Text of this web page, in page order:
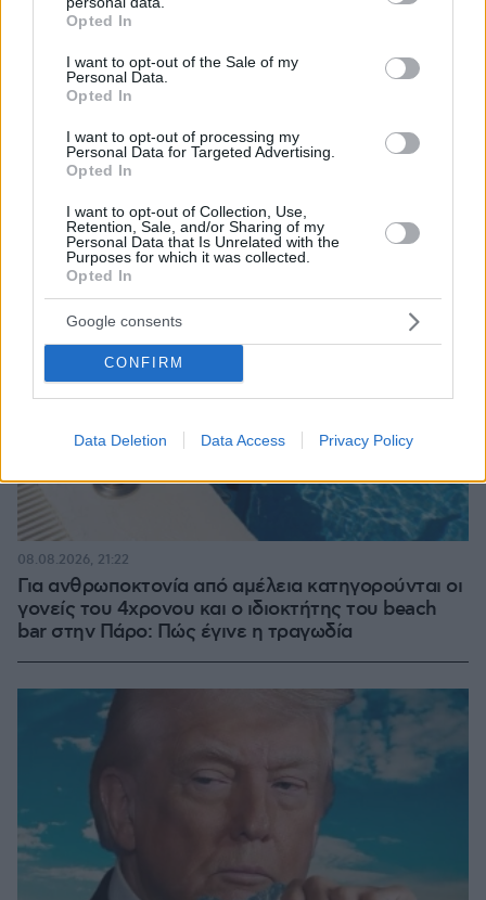
grant or deny consent to Google and its third-party tags to
use your data for below specified purposes in below Google
consent section.
Opted In
I want to opt-out of the Sale of my
Personal Data.
Opted In
I want to opt-out of processing my
Personal Data for Targeted Advertising.
Opted In
I want to opt-out of Collection, Use,
Retention, Sale, and/or Sharing of my
Personal Data that Is Unrelated with the
Purposes for which it was collected.
Opted In
Google consents
CONFIRM
Data Deletion Data Access Privacy Policy
μπορεί ν' αλλάξει τη χρονολογία της μεγάλης
έκρηξης
Για ανθρωποκτονία από αμέλεια κατηγορούνται οι
γονείς του 4χρονου και ο ιδιοκτήτης του beach
bar στην Πάρο: Πώς έγινε η τραγωδία
08.08.2026, 21:22